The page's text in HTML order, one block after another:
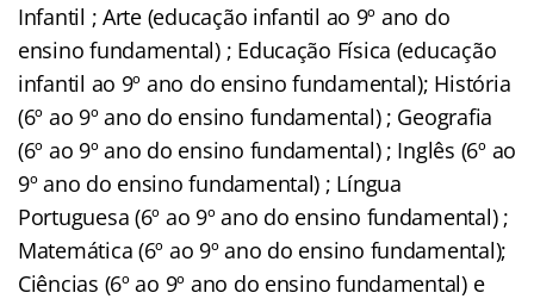
Infantil ; Arte (educação infantil ao 9º ano do
ensino fundamental) ; Educação Física (educação
infantil ao 9º ano do ensino fundamental); História
(6º ao 9º ano do ensino fundamental) ; Geografia
(6º ao 9º ano do ensino fundamental) ; Inglês (6º ao
9º ano do ensino fundamental) ; Língua
Portuguesa (6º ao 9º ano do ensino fundamental) ;
Matemática (6º ao 9º ano do ensino fundamental);
Ciências (6º ao 9º ano do ensino fundamental) e